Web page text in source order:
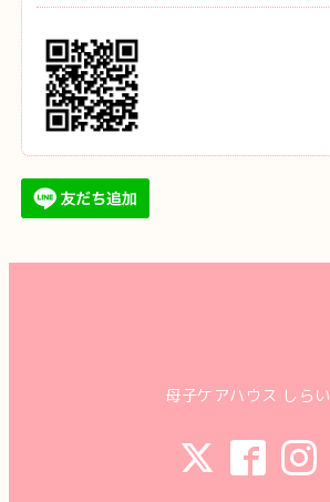
母子ケアハウス しらい